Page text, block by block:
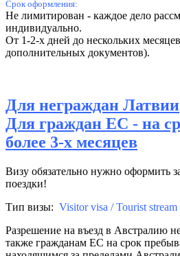
Срок оформления:
Не лимитирован - каждое дело
индивидуально.
От 1-2-х дней до нескольких
дополнительных документов).
Для неграждан Латвии
Для граждан ЕC - на
более 3-х месяцев
Визу обязательно нужно оформить
поездки!
Тип визы: Visitor visa /Tourist stream
Разрешение на въезд в Австралию
также гражданам ЕС на срок